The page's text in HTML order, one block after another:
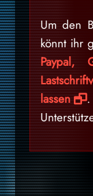
Um den
könnt ihr
Paypal,
lassen
.